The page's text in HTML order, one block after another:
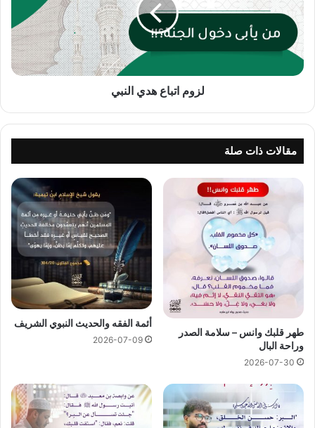
لزوم اتباع هدي النبي
مقالات ذات صلة
طهر قلبك وانس – سلامة الصدر
وراحة البال
2026-07-30
أئمة الفقه والحديث النبوي الشريف
2026-07-09